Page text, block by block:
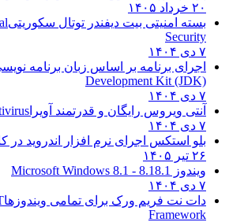
بسته امنیتی بیت دیفندر توتال سکوریتیTotal
Security
اجرای برنامه بر اساس زبان برنامه نویسی ج
Development Kit (JDK)
آنتی ویروس رایگان و قدرتمند آویراAntivirus
بلو استکس اجرای نرم افزار اندروید در کام
ویندوز 8.1 8.1 - Microsoft Windows 8.1
دات نت فریم ورک برای تمامی ویندوزها.NET
Framework